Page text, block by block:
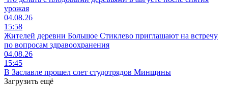
урожая
04.08.26
15:58
Жителей деревни Большое Стиклево приглашают на встречу
по вопросам здравоохранения
04.08.26
15:45
В Заславле прошел слет студотрядов Минщины
Загрузить ещё